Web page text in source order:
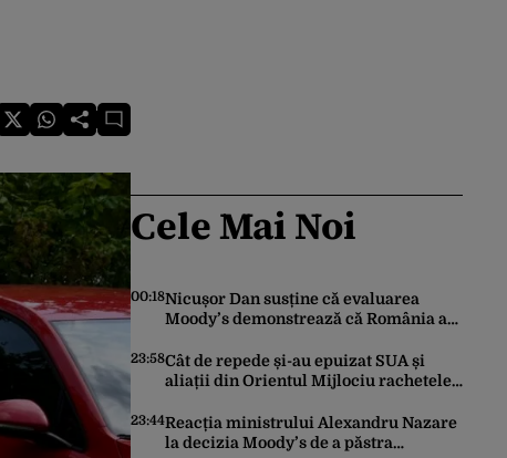
Cele Mai Noi
00:18Nicușor Dan susține că evaluarea
Moody’s demonstrează că România a
încrederea investitorilor: „Totuși,
perspectiva rămâne rezervată”
23:58Cât de repede și-au epuizat SUA și
aliații din Orientul Mijlociu rachetele
23:44Reacția ministrului Alexandru Nazare
la decizia Moody’s de a păstra